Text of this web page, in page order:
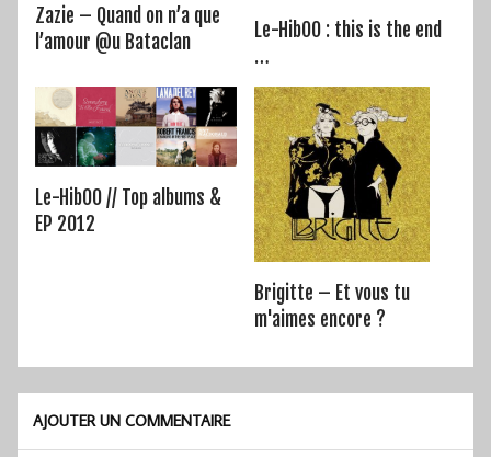
Zazie – Quand on n’a que
l’amour @u Bataclan
Le-HibOO : this is the end
…
Le-HibOO // Top albums &
EP 2012
Brigitte – Et vous tu
m'aimes encore ?
AJOUTER UN COMMENTAIRE